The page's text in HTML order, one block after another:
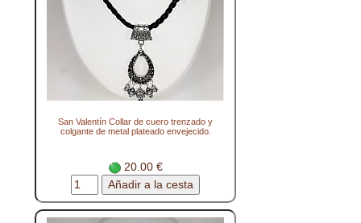
San Valentín Collar de cuero trenzado y
colgante de metal plateado envejecido.
20.00 €